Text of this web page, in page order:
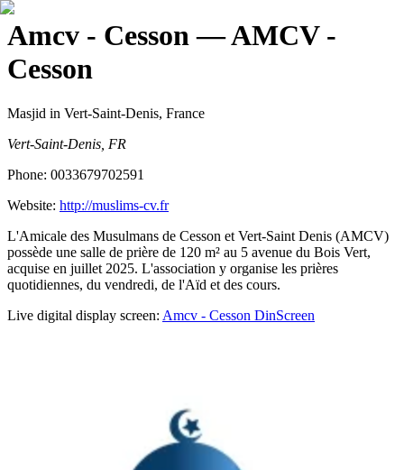
Amcv - Cesson— AMCV -
Cesson
Masjid in Vert-Saint-Denis, France
Vert-Saint-Denis, FR
Phone: 0033679702591
Website: http://muslims-cv.fr
L'Amicale des Musulmans de Cesson et Vert-Saint Denis (AMCV)
possède une salle de prière de 120 m² au 5 avenue du Bois Vert,
acquise en juillet 2025. L'association y organise les prières
quotidiennes, du vendredi, de l'Aïd et des cours.
Live digital display screen: Amcv - Cesson DinScreen